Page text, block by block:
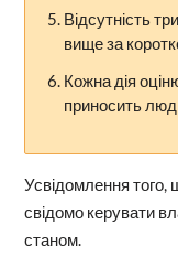
Відсутність
вище за
Кожна дія
приносить
Усвідомлення того,
свідомо керувати
станом.